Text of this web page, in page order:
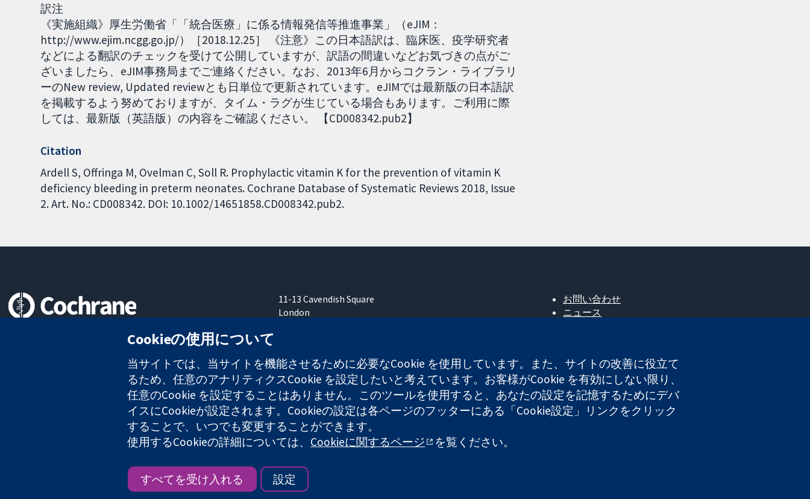
訳注
《実施組織》厚生労働省「「統合医療」に係る情報発信等推進事業」（eJIM：
http://www.ejim.ncgg.go.jp/）［2018.12.25］ 《注意》この日本語訳は、臨床医、疫学研究者
などによる翻訳のチェックを受けて公開していますが、訳語の間違いなどお気づきの点がご
ざいましたら、eJIM事務局までご連絡ください。なお、2013年6月からコクラン・ライブラリ
ーのNew review, Updated reviewとも日単位で更新されています。eJIMでは最新版の日本語訳
を掲載するよう努めておりますが、タイム・ラグが生じている場合もあります。ご利用に際
しては、最新版（英語版）の内容をご確認ください。 【CD008342.pub2】
Citation
Ardell S, Offringa M, Ovelman C, Soll R. Prophylactic vitamin K for the prevention of vitamin K
deficiency bleeding in preterm neonates. Cochrane Database of Systematic Reviews 2018, Issue
2. Art. No.: CD008342. DOI: 10.1002/14651858.CD008342.pub2.
情報に基づく意思決定により
11-13 Cavendish Square
London
お問い合わせ
ニュース
Cochrane Library
コクラン・コラボレーションは、イングランド及びウェールズに登録された慈善団体（登録番号 1045921）および保証有限責任会社（登録番号 03044323）です。付加価値税登録番号 GB 718
Copyright © 2026 The Cochrane Collaboration ウェブサイト利用規約
Cookieの使用について
当サイトでは、当サイトを機能させるために必要なCookie を使用しています。また、サイトの改善に役立て
るため、任意のアナリティクスCookie を設定したいと考えています。お客様がCookie を有効にしない限り、
任意のCookie を設定することはありません。このツールを使用すると、あなたの設定を記憶するためにデバ
イスにCookieが設定されます。Cookieの設定は各ページのフッターにある「Cookie設定」リンクをクリック
することで、いつでも変更することができます。
使用するCookieの詳細については、 Cookieに関するページ を覧ください。
すべてを受け入れる 設定